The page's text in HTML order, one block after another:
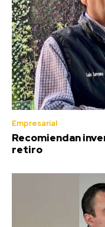
Empresarial
Recomiendan
retiro